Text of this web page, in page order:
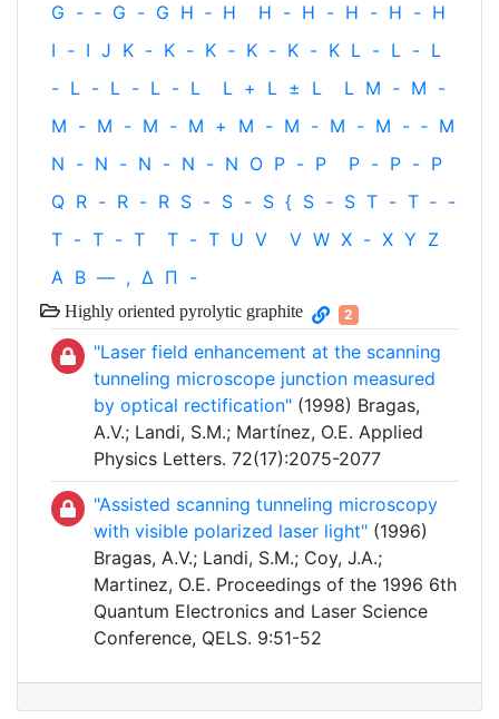
G - ‐ G - G H ‐ H H - H - H - H - H
I - I J K - K - K - K - K - K L - L - L
- L - L - L - L L + L ± L L M - M -
M - M - M - M + M - M - M - M - ‐ M
N - N - N - N - N O P - P P - P - P
Q R - R - R S - S - S { S - S T - T ‐ -
T - T - T T - T U V V W X - X Y Z
Α Β — , Δ Π -
Highly oriented pyrolytic graphite 2
"Laser field enhancement at the scanning
tunneling microscope junction measured
by optical rectification" (1998) Bragas,
A.V.; Landi, S.M.; Martínez, O.E. Applied
Physics Letters. 72(17):2075-2077
"Assisted scanning tunneling microscopy
with visible polarized laser light" (1996)
Bragas, A.V.; Landi, S.M.; Coy, J.A.;
Martinez, O.E. Proceedings of the 1996 6th
Quantum Electronics and Laser Science
Conference, QELS. 9:51-52